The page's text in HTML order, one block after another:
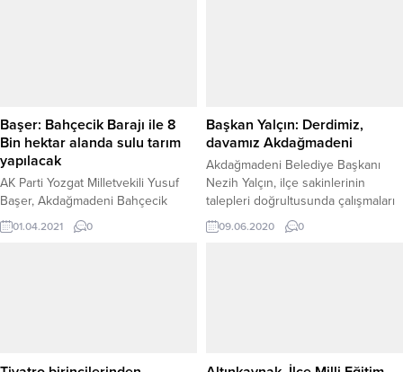
Başer: Bahçecik Barajı ile 8
Bin hektar alanda sulu tarım
yapılacak
AK Parti Yozgat Milletvekili Yusuf
Başer, Akdağmadeni Bahçecik
Baraj inşaatının yeninden
başladığını belirterek, barajın
01.04.2021 0
Başkan Yalçın: Derdimiz,
davamız Akdağmadeni
Akdağmadeni Belediye Başkanı
Nezih Yalçın, ilçe sakinlerinin
talepleri doğrultusunda çalışmaları
sürdürdüklerini belirterek,
“Derdimiz ve davamız
09.06.2020 0